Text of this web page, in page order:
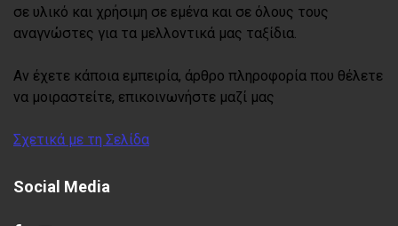
σε υλικό και χρήσιμη σε εμένα και σε όλους τους
αναγνώστες για τα μελλοντικά μας ταξίδια.
Αν έχετε κάποια εμπειρία, άρθρο πληροφορία που θέλετε
να μοιραστείτε, επικοινωνήστε μαζί μας
Σχετικά με τη Σελίδα
Social Media